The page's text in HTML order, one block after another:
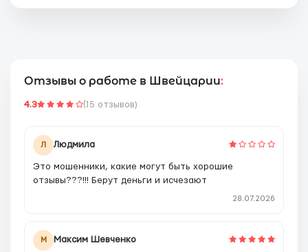
Отзывы о работе в Швейцарии:
4.3 (15 отзывов)
Л Людмила
Это мошенники, какие могут быть хорошие
отзывы???!!! Берут деньги и исчезают
28.07.2026
М Максим Шевченко